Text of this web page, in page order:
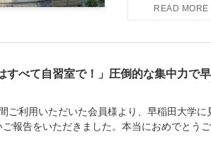
すべて自習室で！」圧倒的な集中力で
ご利用いただいた会員様より、早稲田大学に
報告をいただきました。本当におめでとう